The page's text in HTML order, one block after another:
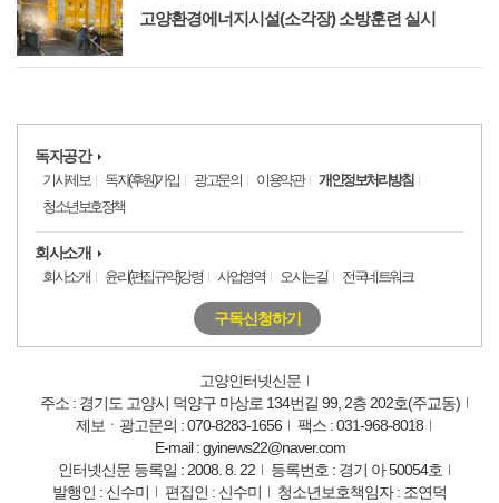
고양환경에너지시설(소각장) 소방훈련 실시
독자공간
기사제보 독자(후원)가입 광고문의 이용약관
개인정보처리방침
청소년보호정책
회사소개
회사소개 윤리(편집규약)강령 사업영역 오시는길 전국네트워크
구독신청하기
고양인터넷신문
주소 : 경기도 고양시 덕양구 마상로 134번길 99, 2층 202호(주교동)
제보ㆍ광고문의 : 070-8283-1656
팩스 : 031-968-8018
E-mail : gyinews22@naver.com
인터넷신문 등록일 : 2008. 8. 22
등록번호 : 경기 아 50054호
발행인 : 신수미
편집인 : 신수미 청소년보호책임자 : 조연덕